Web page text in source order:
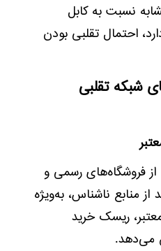
نسبت به کابل
احتمال تقلبی بودن
شبکه تقلبی
فروشگاه‌های رسمی و
از منابع ناشناس، به‌ویژه
ریسک خرید
می‌دهد.